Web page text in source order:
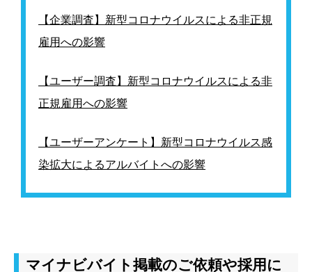
【企業調査】新型コロナウイルスによる非正規
雇用への影響
【ユーザー調査】新型コロナウイルスによる非
正規雇用への影響
【ユーザーアンケート】新型コロナウイルス感
染拡大によるアルバイトへの影響
マイナビバイト掲載のご依頼や採用に